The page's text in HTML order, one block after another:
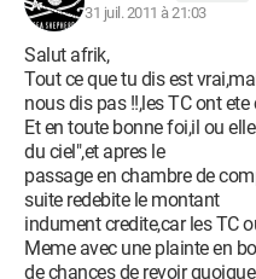
31 juil. 2011 à 21:03
Salut afrik,
Tout ce que tu dis est
nous dis pas !!,les TC ont
Et en toute bonne foi,il ou
du ciel",et apres le
passage en chambre de
suite redebite le montant
indument credite,car les TC
Meme avec une plainte en
de chances de revoir